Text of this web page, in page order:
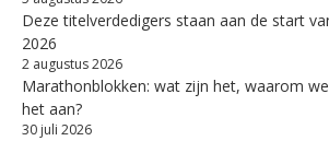
Deze titelverdedigers staan aan de start
2026
2 augustus 2026
Marathonblokken: wat zijn het, waarom
het aan?
30 juli 2026